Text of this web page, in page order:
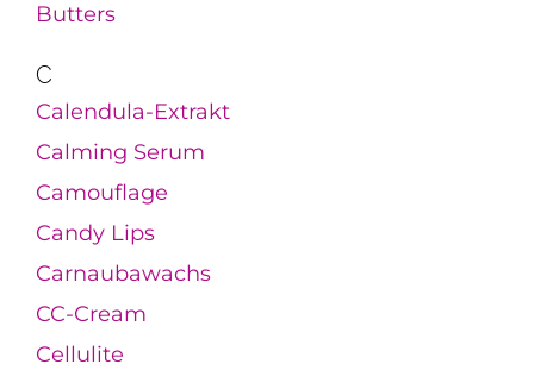
Butters
C
Calendula-Extrakt
Calming Serum
Camouflage
Candy Lips
Carnaubawachs
CC-Cream
Cellulite